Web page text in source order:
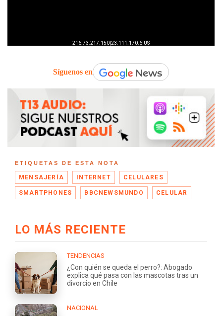
Síguenos en
ETIQUETAS DE ESTA NOTA
MENSAJERÍA INTERNET CELULARES
SMARTPHONES BBCNEWSMUNDO CELULAR
LO MÁS RECIENTE
TENDENCIAS
¿Con quién se queda el perro?: Abogado
explica qué pasa con las mascotas tras un
divorcio en Chile
NACIONAL